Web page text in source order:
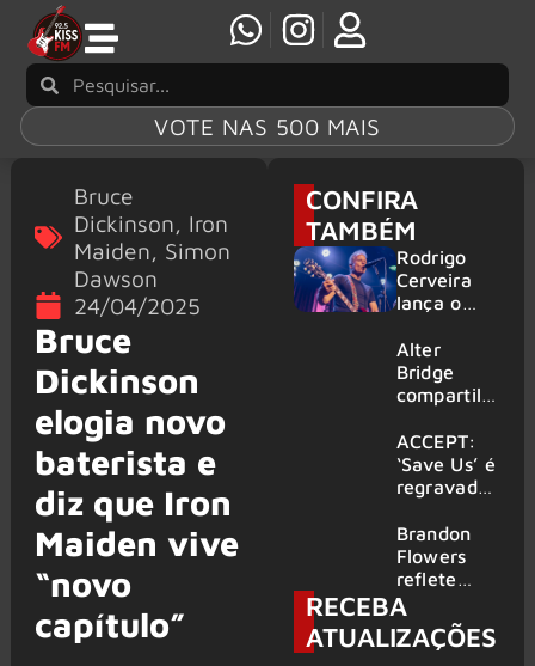
VOTE NAS 500 MAIS
Bruce
Dickinson, Iron
Maiden, Simon
Dawson
24/04/2025
Bruce
Dickinson
elogia novo
baterista e
diz que Iron
Maiden vive
“novo
capítulo”
CONFIRA
TAMBÉM
Rodrigo
Cerveira
lança o
Searcher”
Alter
Bridge
compartilh
vivo de
“Fortress”
gravada
am Ring
2026
ACCEPT:
‘Save Us’ é
regravada
membros
do GHOST
e KORN
Brandon
Flowers
reflete
sobre o
futuro e
levanta
RECEBA
ATUALIZAÇÕES